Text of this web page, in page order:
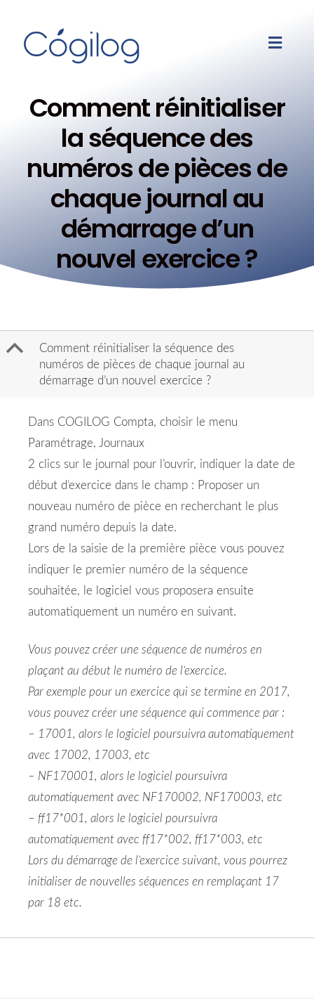
Comment réinitialiser
la séquence des
numéros de pièces de
chaque journal au
démarrage d’un
nouvel exercice ?
B
Comment réinitialiser la séquence des
numéros de pièces de chaque journal au
démarrage d’un nouvel exercice ?
Dans COGILOG Compta, choisir le menu
Paramétrage, Journaux
2 clics sur le journal pour l’ouvrir, indiquer la date de
début d’exercice dans le champ : Proposer un
nouveau numéro de pièce en recherchant le plus
grand numéro depuis la date.
Lors de la saisie de la première pièce vous pouvez
indiquer le premier numéro de la séquence
souhaitée, le logiciel vous proposera ensuite
automatiquement un numéro en suivant.
Vous pouvez créer une séquence de numéros en
plaçant au début le numéro de l’exercice.
Par exemple pour un exercice qui se termine en 2017,
vous pouvez créer une séquence qui commence par :
– 17001, alors le logiciel poursuivra automatiquement
avec 17002, 17003, etc
– NF170001, alors le logiciel poursuivra
automatiquement avec NF170002, NF170003, etc
– ff17*001, alors le logiciel poursuivra
automatiquement avec ff17*002, ff17*003, etc
Lors du démarrage de l’exercice suivant, vous pourrez
initialiser de nouvelles séquences en remplaçant 17
par 18 etc.